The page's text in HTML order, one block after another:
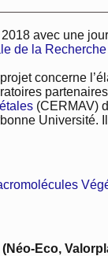
avec une
de la Recherche
concerne
(CERMAV)
Université.
Eco,